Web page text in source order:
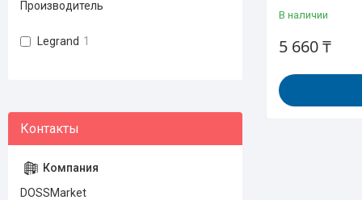
В наличии
5 660 ₸
Производитель
Legrand 1
DOSSMarket